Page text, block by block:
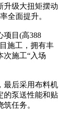
级大扭矩摆动
全面提升。
目(高388
施工，拥有丰
次施工“入场
后采用布料机
的泵送性能和贴
任务。